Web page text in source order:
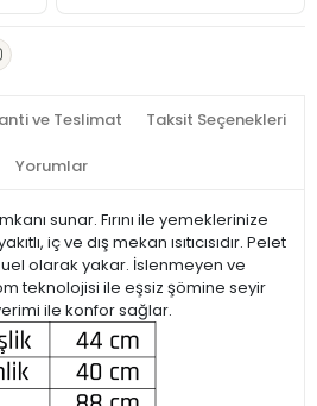
ve Teslimat Taksit Seçenekleri
Yorumlar
sunar. Fırını ile yemeklerinize
iç ve dış mekan ısıtıcısıdır. Pelet
olarak yakar. İslenmeyen ve
teknolojisi ile eşsiz şömine seyir
ile konfor sağlar.